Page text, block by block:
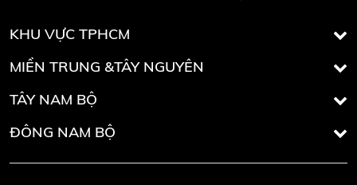
KHU VỰC TPHCM
MIỀN TRUNG &TÂY NGUYÊN
TÂY NAM BỘ
ĐÔNG NAM BỘ